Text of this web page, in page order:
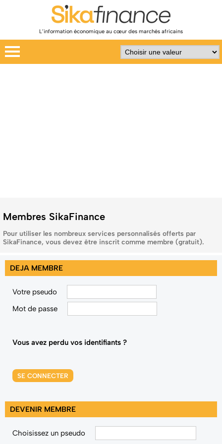
L’information économique au cœur des marchés africains
Membres SikaFinance
Pour utiliser les nombreux services personnalisés offerts par
SikaFinance, vous devez être inscrit comme membre (gratuit).
DEJA MEMBRE
Votre pseudo
Mot de passe
Vous avez perdu vos identifiants ?
SE CONNECTER
DEVENIR MEMBRE
Choisissez un pseudo